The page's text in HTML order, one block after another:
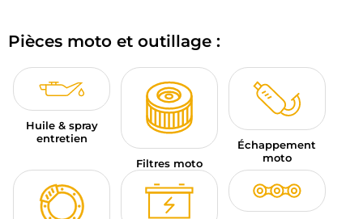
SPORTSWEAR
BONS PLANS ET PROMO
CARTES CADEAUX
— MODIFIER
Pièces moto et outillage :
Huile & spray
entretien
Filtres moto
Échappement
moto